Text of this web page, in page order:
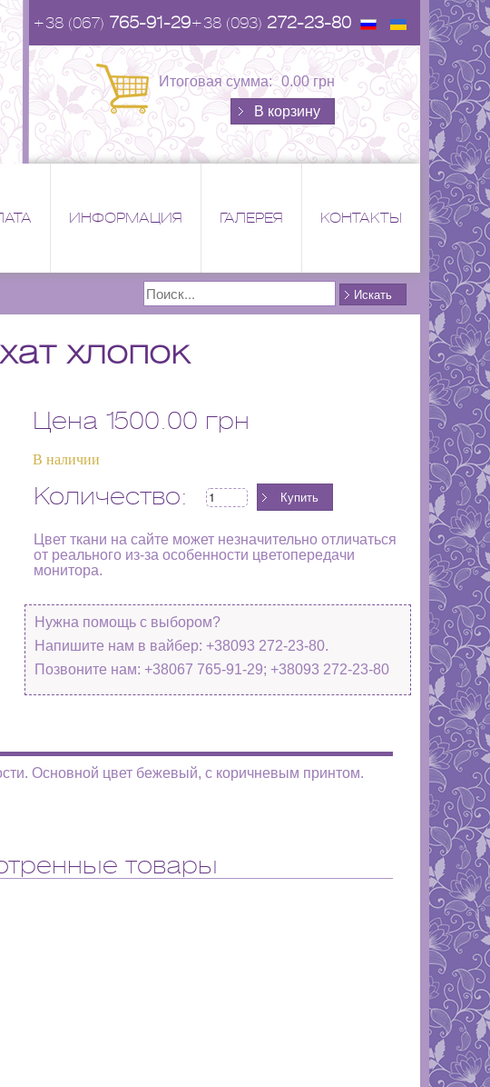
+38 (067) 765-91-29+38 (093) 272-23-80
Итоговая сумма: 0.00 грн
В корзину
ИНФОРМАЦИЯ ГАЛЕРЕЯ КОНТАКТЫ
Поиск
Искать
хлопок
Цена 1500.00 грн
В наличии
Количество:
Цвет ткани на сайте может незначительно отличаться
от реального из-за особенности цветопередачи
монитора.
Нужна помощь с выбором?
Напишите нам в вайбер: +38093 272-23-80.
Позвоните нам: +38067 765-91-29; +38093 272-23-80
Основной цвет бежевый, с коричневым принтом.
товары